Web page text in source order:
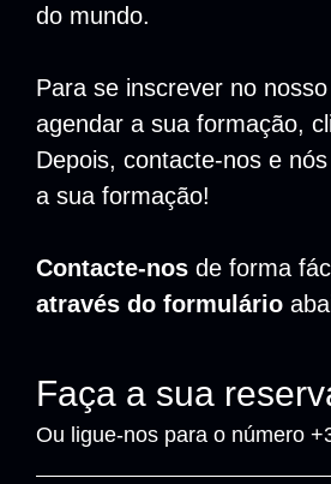
do mundo.
Para se inscrever no
agendar a sua formação,
Depois, contacte-nos e
a sua formação!
Contacte-nos de forma
através do formulário
Faça a sua
Ou ligue-nos para o número